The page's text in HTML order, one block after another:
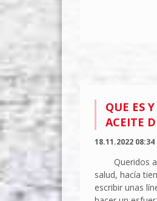
QUE ES
ACEITE
18.11.2022 08:34
Queridos
salud, hacía
escribir unas